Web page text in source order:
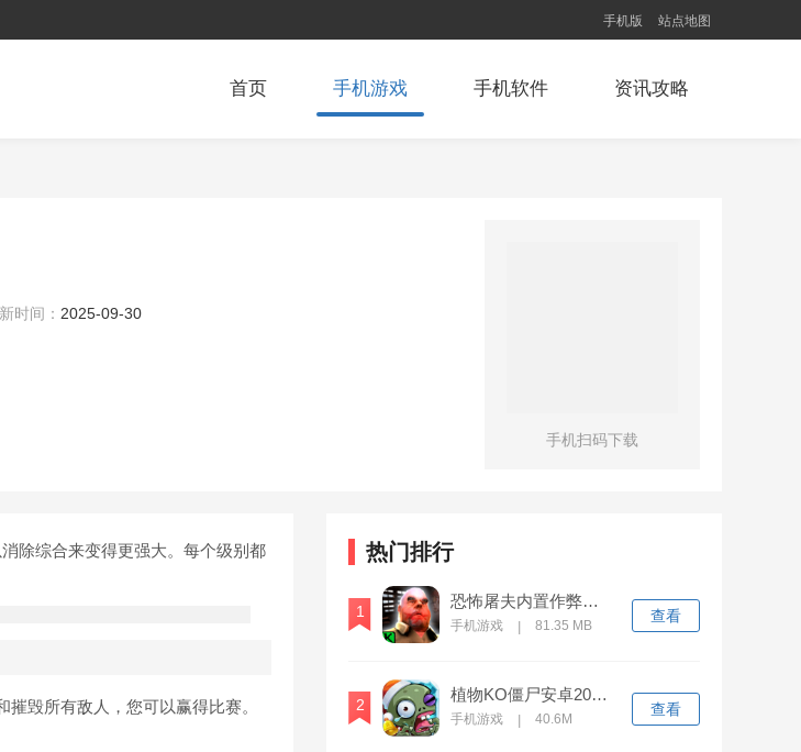
手机版 站点地图
首页 手机游戏 手机软件 资讯攻略
时间： 2025-09-30
手机扫码下载
除综合来变得更强大。每个级别都
毁所有敌人，您可以赢得比赛。
热门排行
1
恐怖屠夫内置作弊菜单版万圣节版
手机游戏 81.35 MB
查看
2
植物KO僵尸安卓2023下载安装
手机游戏 40.6M
查看